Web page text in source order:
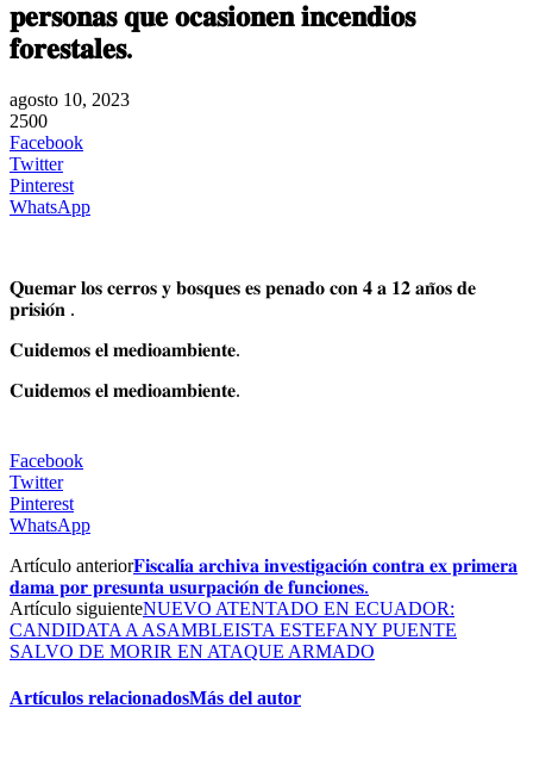
𝐩𝐞𝐫𝐬𝐨𝐧𝐚𝐬 𝐪𝐮𝐞 𝐨𝐜𝐚𝐬𝐢𝐨𝐧𝐞𝐧 𝐢𝐧𝐜𝐞𝐧𝐝𝐢𝐨𝐬
𝐟𝐨𝐫𝐞𝐬𝐭𝐚𝐥𝐞𝐬.
agosto 10, 2023
2500
Facebook
Twitter
Pinterest
WhatsApp
𝐐𝐮𝐞𝐦𝐚𝐫 𝐥𝐨𝐬 𝐜𝐞𝐫𝐫𝐨𝐬 𝐲 𝐛𝐨𝐬𝐪𝐮𝐞𝐬 𝐞𝐬 𝐩𝐞𝐧𝐚𝐝𝐨 𝐜𝐨𝐧 𝟒 𝐚 𝟏𝟐 𝐚𝐧̃𝐨𝐬 𝐝𝐞
𝐩𝐫𝐢𝐬𝐢𝐨́𝐧 .
𝐂𝐮𝐢𝐝𝐞𝐦𝐨𝐬 𝐞𝐥 𝐦𝐞𝐝𝐢𝐨𝐚𝐦𝐛𝐢𝐞𝐧𝐭𝐞.
𝐂𝐮𝐢𝐝𝐞𝐦𝐨𝐬 𝐞𝐥 𝐦𝐞𝐝𝐢𝐨𝐚𝐦𝐛𝐢𝐞𝐧𝐭𝐞.
Facebook
Twitter
Pinterest
WhatsApp
Artículo anterior𝐅𝐢𝐬𝐜𝐚𝐥𝐢́𝐚 𝐚𝐫𝐜𝐡𝐢𝐯𝐚 𝐢𝐧𝐯𝐞𝐬𝐭𝐢𝐠𝐚𝐜𝐢𝐨́𝐧 𝐜𝐨𝐧𝐭𝐫𝐚 𝐞𝐱 𝐩𝐫𝐢𝐦𝐞𝐫𝐚
𝐝𝐚𝐦𝐚 𝐩𝐨𝐫 𝐩𝐫𝐞𝐬𝐮𝐧𝐭𝐚 𝐮𝐬𝐮𝐫𝐩𝐚𝐜𝐢𝐨́𝐧 𝐝𝐞 𝐟𝐮𝐧𝐜𝐢𝐨𝐧𝐞𝐬.
Artículo siguienteNUEVO ATENTADO EN ECUADOR:
CANDIDATA A ASAMBLEISTA ESTEFANY PUENTE
SALVO DE MORIR EN ATAQUE ARMADO
Artículos relacionadosMás del autor